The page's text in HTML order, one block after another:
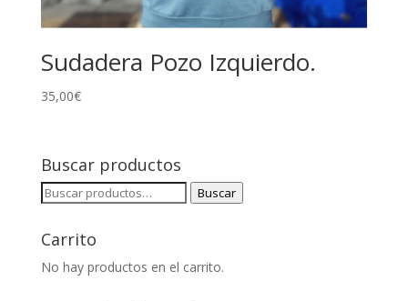
Sudadera Pozo Izquierdo.
35,00€
Buscar productos
Buscar
Buscar
Carrito
No hay productos en el carrito.